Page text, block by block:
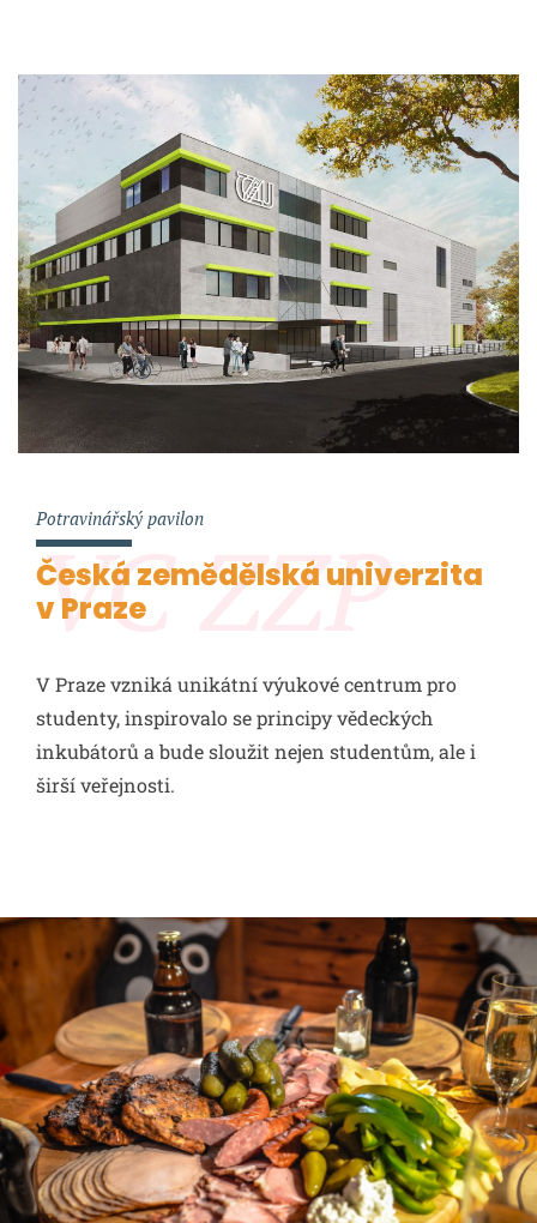
VC ZZP
Potravinářský pavilon
Česká zemědělská univerzita
v Praze
V Praze vzniká unikátní výukové centrum pro
studenty, inspirovalo se principy vědeckých
inkubátorů a bude sloužit nejen studentům, ale i
širší veřejnosti.